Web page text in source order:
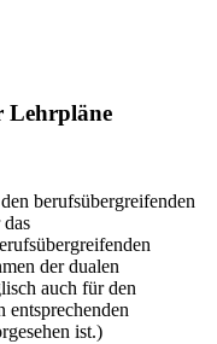
Lehrpläne
berufsübergreifenden
der dualen
auch für den
entsprechenden
ist.)